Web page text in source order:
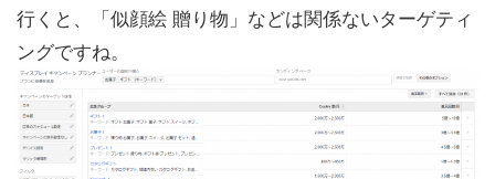
行くと、「似顔絵 贈り物」などは関係ないターゲティ
ングですね。